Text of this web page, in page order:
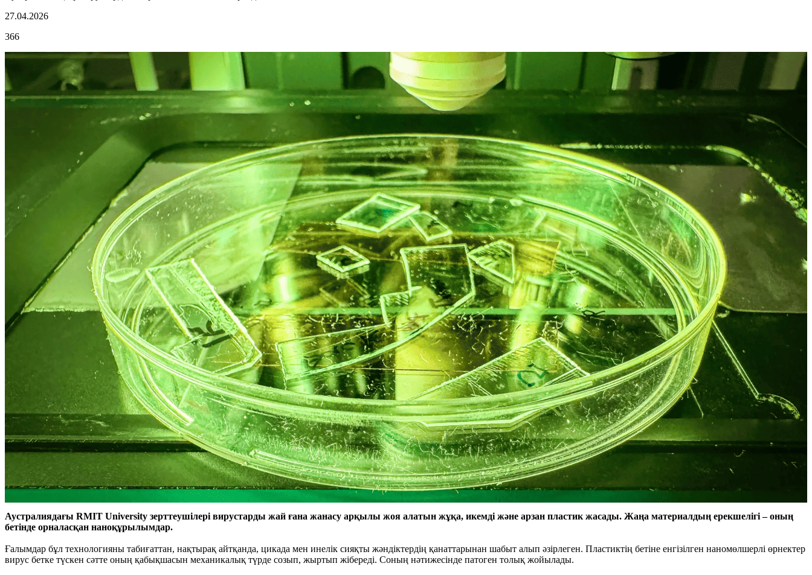
27.04.2026
366
Аустралиядағы RMIT University зерттеушілері вирустарды жай ғана жанасу арқылы жоя алатын жұқа, икемді және арзан пластик жасады. Жаңа материалдың ерекшелігі – оның
бетінде орналасқан наноқұрылымдар.
Ғалымдар бұл технологияны табиғаттан, нақтырақ айтқанда, цикада мен инелік сияқты жәндіктердің қанаттарынан шабыт алып әзірлеген. Пластиктің бетіне енгізілген наномөлшерлі өрнектер
вирус бетке түскен сәтте оның қабықшасын механикалық түрде созып, жыртып жібереді. Соның нәтижесінде патоген толық жойылады.